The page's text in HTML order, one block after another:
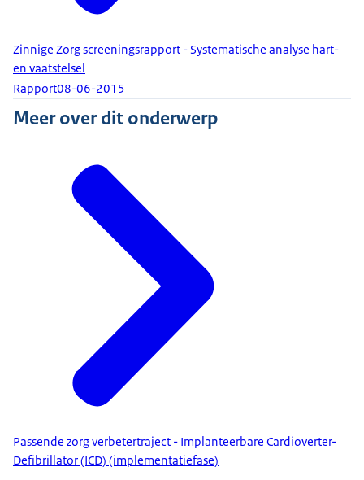
Zinnige Zorg screeningsrapport - Systematische analyse hart-
en vaatstelsel
Rapport08-06-2015
Meer over dit onderwerp
Passende zorg verbetertraject - Implanteerbare Cardioverter-
Defibrillator (ICD) (implementatiefase)